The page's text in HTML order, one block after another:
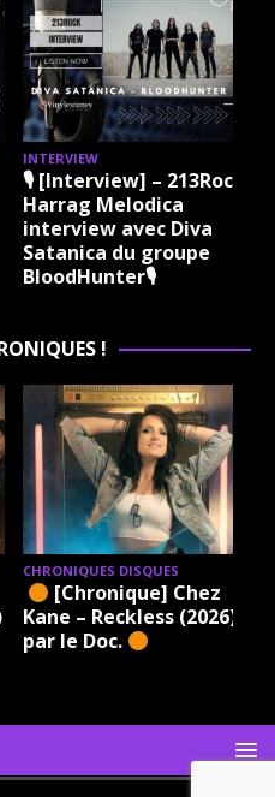
INTERVIEW
🎙 [Interview] – 213Rock
Harrag Melodica
interview avec Diva
Satanica du groupe
BloodHunter🎙
!
CHRONIQUES DISQUES
[Chronique] Chez
Kane – Reckless (2026)
par le Doc.